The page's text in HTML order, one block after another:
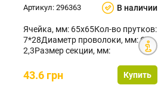
Артикул:296363 В наличии
Ячейка, мм: 65х65Кол-во прутков:
7*28Диаметр проволоки, мм: Ø
2,3Размер секции, мм:
43.6 грн Купить